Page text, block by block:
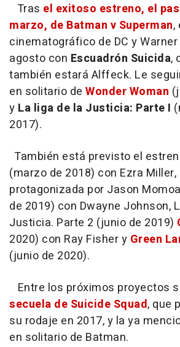
Tras el exitoso estreno, el
marzo, de Batman v Superman,
cinematográfico de DC y
agosto con Escuadrón Suicida,
también estará Alffeck. Le
en solitario de Wonder Woman
y La liga de la Justicia: Parte I
2017).
También está previsto el
(marzo de 2018) con Ezra
protagonizada por Jason
de 2019) con Dwayne Johnson,
Justicia. Parte 2 (junio de 2019)
2020) con Ray Fisher y Green
(junio de 2020).
Entre los próximos proyectos
secuela de Suicide Squad, que
su rodaje en 2017, y la ya
en solitario de Batman.